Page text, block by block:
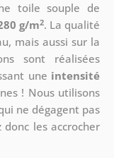
toile souple de
g/m2. La qualité
mais aussi sur la
sont réalisées
une intensité
! Nous utilisons
ne dégagent pas
donc les accrocher